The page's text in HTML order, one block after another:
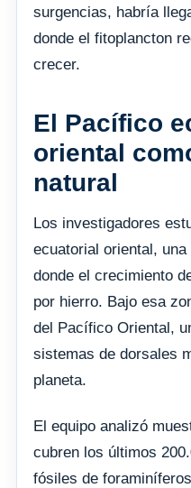
surgencias, habría
donde el fitoplancton
crecer.
El Pacífico
oriental
natural
Los investigadores
ecuatorial oriental,
donde el crecimiento
por hierro. Bajo esa
del Pacífico Oriental,
sistemas de dorsales
planeta.
El equipo analizó
cubren los últimos
fósiles de